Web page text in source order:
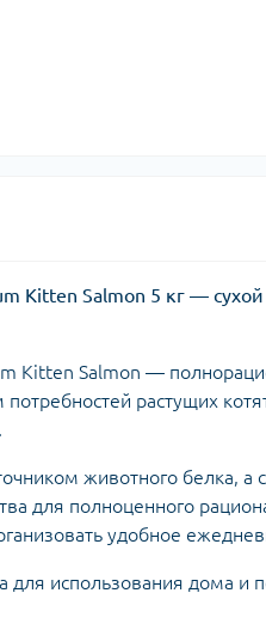
Kitten Salmon 5 кг —
Kitten Salmon —
потребностей растущих
животного белка,
для полноценного
удобное
для использования дома и